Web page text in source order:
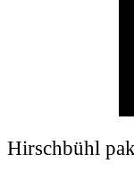
Hirschbühl